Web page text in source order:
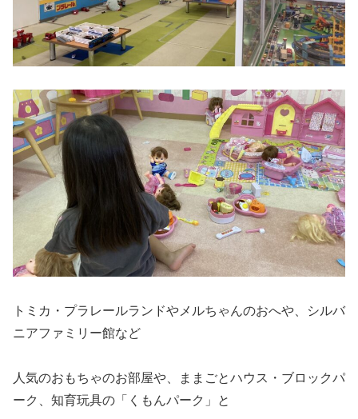
トミカ・プラレールランドやメルちゃんのおへや、シルバ
ニアファミリー館など
人気のおもちゃのお部屋や、ままごとハウス・ブロックパ
ーク、知育玩具の「くもんパーク」と